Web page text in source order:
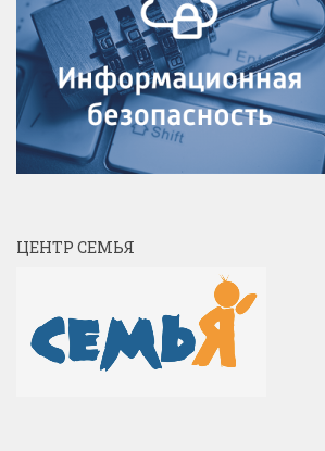
ЦЕНТР СЕМЬЯ